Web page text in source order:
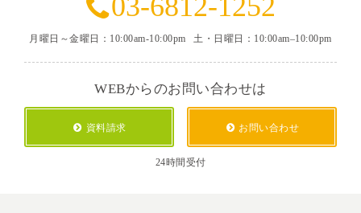
03-6812-1252
月曜日～金曜日：10:00am-10:00pm土・日曜日：10:00am–10:00pm
WEBからのお問い合わせは
資料請求 お問い合わせ
24時間受付